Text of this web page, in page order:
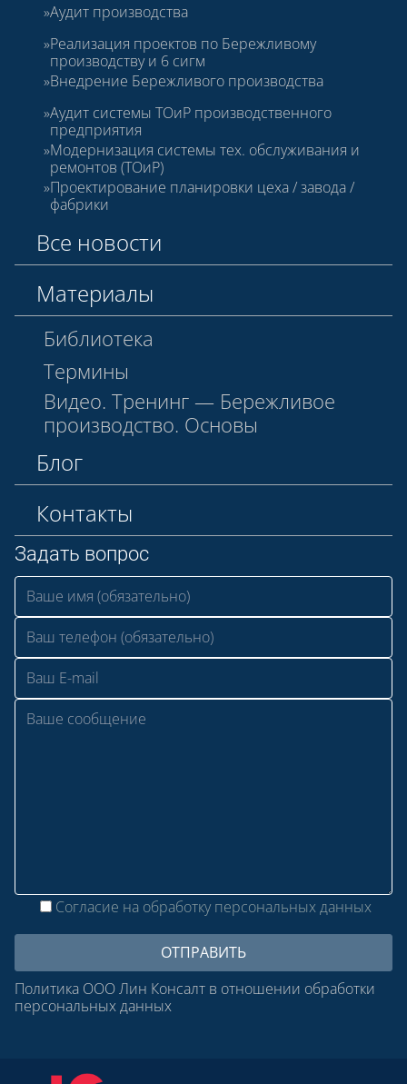
Аудит производства
Реализация проектов по Бережливому
производству и 6 сигм
Внедрение Бережливого производства
Аудит системы ТОиР производственного
предприятия
Модернизация системы тех. обслуживания и
ремонтов (ТОиР)
Проектирование планировки цеха / завода /
фабрики
Все новости
Материалы
Библиотека
Термины
Видео. Тренинг — Бережливое
производство. Основы
Блог
Контакты
Задать вопрос
Согласие на обработку персональных данных
Политика ООО Лин Консалт в отношении обработки
персональных данных